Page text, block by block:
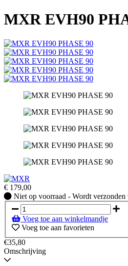
MXR EVH90
€ 179,00
Niet
op
voorraad
-
Wordt
verzonden
wanneer
beschikbaar
Niet op voorraad - Wordt verzonden
Voeg toe aan winkelmandje
Voeg toe aan favorieten
€35,80
Omschrijving